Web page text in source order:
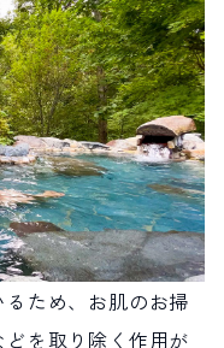
ため、お肌のお掃
を取り除く作用が